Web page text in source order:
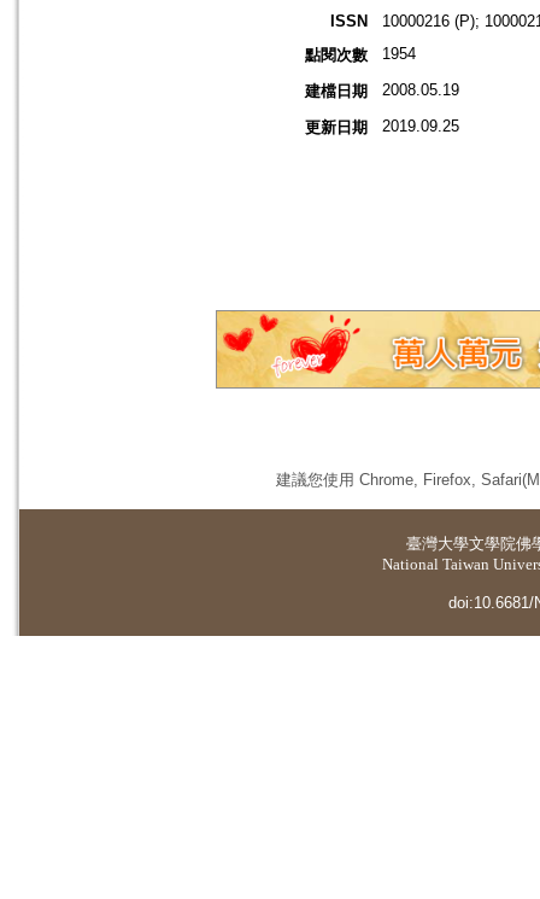
ISSN
10000216 (P);
點閱次數
1954
建檔日期 2008.05.19
更新日期 2019.09.25
建議您使用 Chrome, Firefox,
臺灣大學文學院佛
National Taiwan
doi:10.6681/